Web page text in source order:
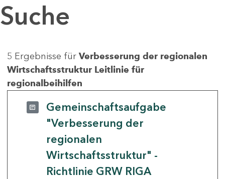
Suche
5 Ergebnisse für Verbesserung der regionalen
Wirtschaftsstruktur Leitlinie für
regionalbeihilfen
Gemeinschaftsaufgabe
"Verbesserung der
regionalen
Wirtschaftsstruktur" -
Richtlinie GRW RIGA